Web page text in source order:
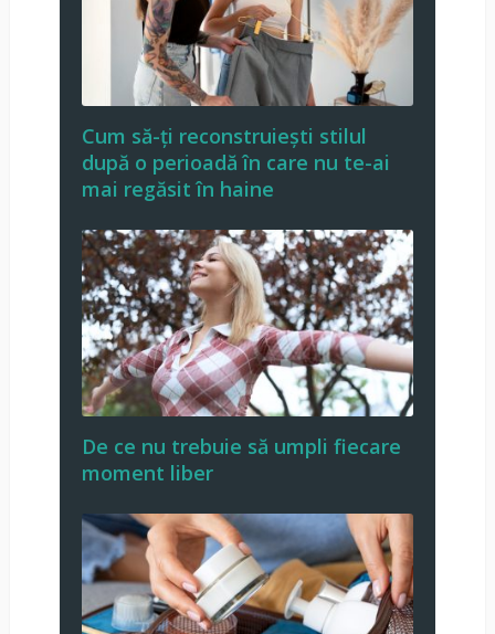
Cum să-ți reconstruiești stilul
după o perioadă în care nu te-ai
mai regăsit în haine
De ce nu trebuie să umpli fiecare
moment liber